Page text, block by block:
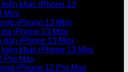
kiện khác iPhone 13
Mini
iPhone 13 Mini
da iPhone 13 Mini
dán iPhone 13 Mini
kiện khác iPhone 13 Mini
Pro Max
iPhone 12 Pro Max